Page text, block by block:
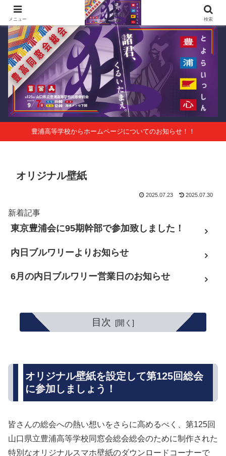
第125回山口県立豊浦高等学校同窓会総会 会報Vol.63
豊浦高等学校からホームページについてのお知らせ！！
オリジナル壁紙
2025.07.23 2025.07.30
新着記事
東京豊浦会に95期幹部で参加致しました！
内日ブルワリーよりお知らせ
6月の内日ブルワリー営業日のお知らせ
目次
オリジナル壁紙を設定して第125回総会
に参加しましょう！
皆さんの総会への熱い想いをさらに高めるべく、第125回
山口県立豊浦高等学校同窓会総会総会のために制作された
特別なオリジナルスマホ壁紙のダウンロードコーナーで
メニュー 検索